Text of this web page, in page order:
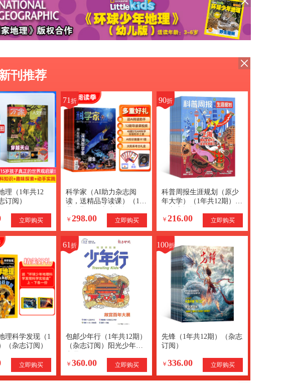
刊推荐
理（1年共12
订阅）
立即购买
71 折
科学家（AI助力杂志阅
读，送精品导读课）（1年
+AI知识能量卡
￥ 298.00 立即购买
90折
科普周报生涯规划（原少
年大学）（1年共12期）
￥ 216.00 立即购买
理科学发现（1
（杂志订阅）
立即购买
61 折
包邮少年行（1年共12期）
（杂志订阅）阳光少年报
￥ 360.00 立即购买
100折
先锋（1年共12期）（杂志
订阅）
￥ 336.00 立即购买